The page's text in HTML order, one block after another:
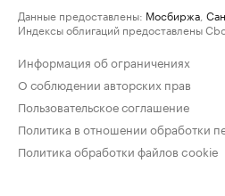
Данные предоставлены: Мосбиржа
Индексы облигаций предоставлены
Информация об ограничениях
О соблюдении авторских прав
Пользовательское соглашение
Политика в отношении обработки
Политика обработки файлов cookie